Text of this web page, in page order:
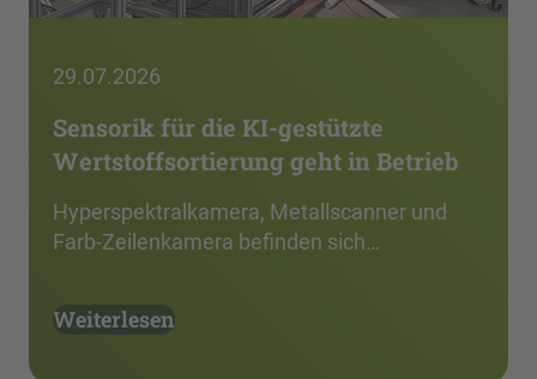
29.07.2026
Sensorik für die KI-gestützte
Wertstoffsortierung geht in Betrieb
Hyperspektralkamera, Metallscanner und
Farb-Zeilenkamera befinden sich…
Weiterlesen